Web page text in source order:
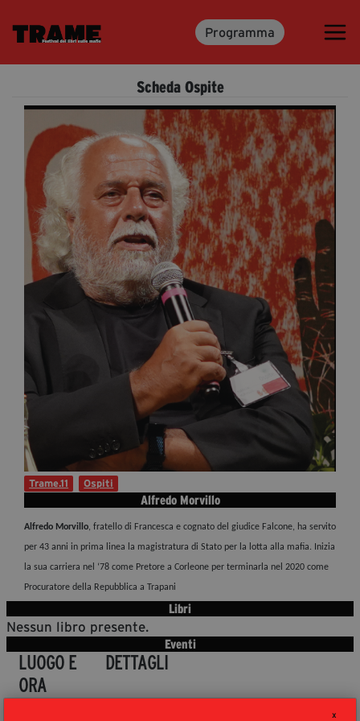
X
Programma
Trame.15
Media & Press
News & Kit
Accrediti Stampa | Trame.15
Cartella Stampa
Rassegna Stampa
Partecipa
Diventa Partner
Sostienici
Fondazione Trame
La fondazione 2025
Civico Trame
Progetto Trame a Scuola
Progetto Visioni Civiche
Mostra 3D - Visioni Civiche
Il Diritto di Essere
Archivio Storico
Contatti
Scheda Ospite
Alfredo Morvillo
Alfredo Morvillo, fratello di Francesca e cognato del giudice Falcone, ha servito
per 43 anni in prima linea la magistratura di Stato per la lotta alla mafia. Inizia
la sua carriera nel ‘78 come Pretore a Corleone per terminarla nel 2020 come
Procuratore della Repubblica a Trapani
Trame.11 Ospiti
Libri
Nessun libro presente.
Eventi
LUOGO E
ORA
DETTAGLI